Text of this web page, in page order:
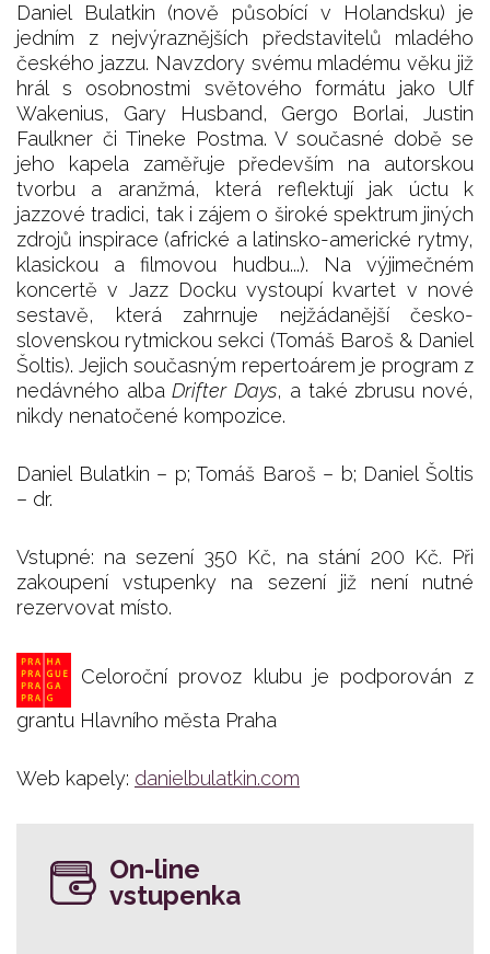
Daniel Bulatkin (nově působící v Holandsku) je
jedním z nejvýraznějších představitelů mladého
českého jazzu. Navzdory svému mladému věku již
hrál s osobnostmi světového formátu jako Ulf
Wakenius, Gary Husband, Gergo Borlai, Justin
Faulkner či Tineke Postma. V současné době se
jeho kapela zaměřuje především na autorskou
tvorbu a aranžmá, která reflektují jak úctu k
jazzové tradici, tak i zájem o široké spektrum jiných
zdrojů inspirace (africké a latinsko-americké rytmy,
klasickou a filmovou hudbu...). Na výjimečném
koncertě v Jazz Docku vystoupí kvartet v nové
sestavě, která zahrnuje nejžádanější česko-
slovenskou rytmickou sekci (Tomáš Baroš & Daniel
Šoltis). Jejich současným repertoárem je program z
nedávného albaDrifter Days, a také zbrusu nové,
nikdy nenatočené kompozice.
Daniel Bulatkin – p; Tomáš Baroš – b; Daniel Šoltis
– dr.
Vstupné: na sezení 350 Kč, na stání 200 Kč. Při
zakoupení vstupenky na sezení již není nutné
rezervovat místo.
Celoroční provoz klubu je podporován z
grantu Hlavního města Praha
Web kapely: danielbulatkin.com
On-line
vstupenka